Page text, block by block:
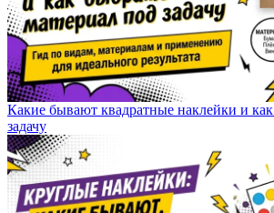
Какие бывают квадратные наклейки и
задачу